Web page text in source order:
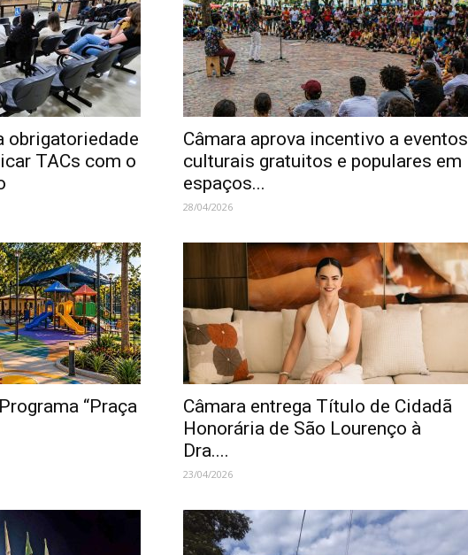
obrigatoriedade
TACs com o
Câmara aprova incentivo a eventos
culturais gratuitos e populares em
espaços...
28/04/2026
“Praça
Câmara entrega Título de Cidadã
Honorária de São Lourenço à
Dra....
23/04/2026